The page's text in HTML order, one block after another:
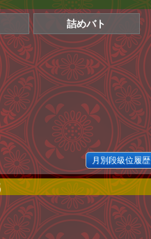
詰めバト
月別段級位履歴